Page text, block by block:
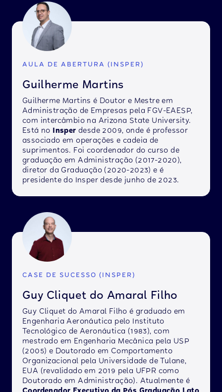
AULA DE ABERTURA (INSPER)
Guilherme Martins
Guilherme Martins é Doutor e Mestre em
Administração de Empresas pela FGV-EAESP,
com intercâmbio na Arizona State University.
Está no Insper desde 2009, onde é professor
associado em operações e cadeia de
suprimentos. Foi coordenador do curso de
graduação em Administração (2017-2020),
diretor da Graduação (2020-2023) e é
presidente do Insper desde junho de 2023.
CASE DE SUCESSO (INSPER)
Guy Cliquet do Amaral Filho
Guy Cliquet do Amaral Filho é graduado em
Engenharia Aeronáutica pelo Instituto
Tecnológico de Aeronáutica (1983), com
mestrado em Engenharia Mecânica pela USP
(2005) e Doutorado em Comportamento
Organizacional pela Universidade de Tulane,
EUA (revalidado em 2019 pela UFPR como
Doutorado em Administração). Atualmente é